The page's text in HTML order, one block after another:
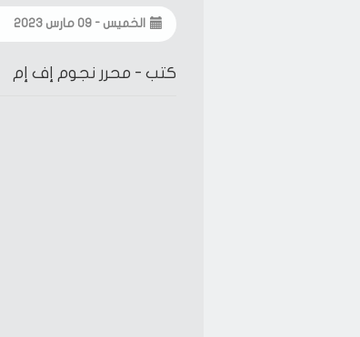
الخميس - ٠٩ مارس ٢٠٢٣
كتب - محرر نجوم إف إم